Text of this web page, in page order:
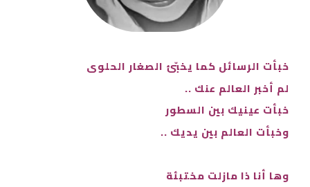
خبأت الرسائل كما يخبّئ الصغار الحلوى
لم أخبر العالم عنك ..
خبأت عينيك بين السطور
وخبأت العالم بين يديك ..
وها أنا ذا مازلت مختبئة